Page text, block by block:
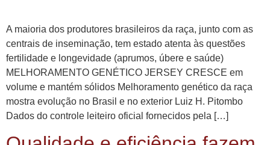
A maioria dos produtores brasileiros da raça, junto com as
centrais de inseminação, tem estado atenta às questões
fertilidade e longevidade (aprumos, úbere e saúde)
MELHORAMENTO GENÉTICO JERSEY CRESCE em
volume e mantém sólidos Melhoramento genético da raça
mostra evolução no Brasil e no exterior Luiz H. Pitombo
Dados do controle leiteiro oficial fornecidos pela […]